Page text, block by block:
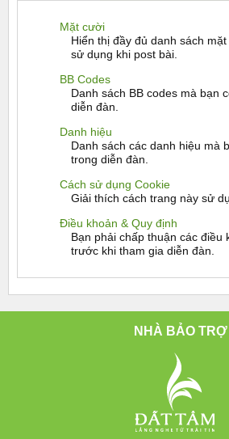
Mặt cười
Hiển thị đầy đủ danh sách
sử dụng khi post bài.
BB Codes
Danh sách BB codes mà bạn
diễn đàn.
Danh hiệu
Danh sách các danh hiệu mà
trong diễn đàn.
Cách sử dụng Cookie
Giải thích cách trang này sử
Điều khoản & Quy định
Bạn phải chấp thuận các điều
trước khi tham gia diễn đàn.
NHÀ BẢO TRỢ